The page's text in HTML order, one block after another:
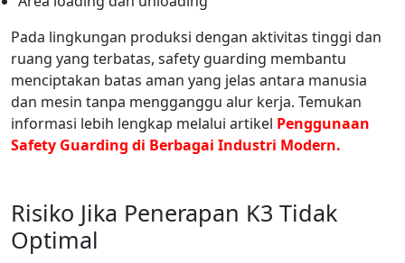
Pada lingkungan produksi dengan aktivitas tinggi dan
ruang yang terbatas, safety guarding membantu
menciptakan batas aman yang jelas antara manusia
dan mesin tanpa mengganggu alur kerja. Temukan
informasi lebih lengkap melalui artikel Penggunaan
Safety Guarding di Berbagai Industri Modern.
Risiko Jika Penerapan K3 Tidak
Optimal